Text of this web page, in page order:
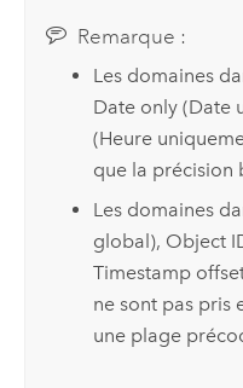
Remarque :
Les domaines
Date only (Date
(Heure
que la précision
Les domaines
global), Object
Timestamp
ne sont pas pris
une plage